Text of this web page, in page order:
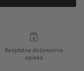
Bezpłatna dożywotnia
opieka